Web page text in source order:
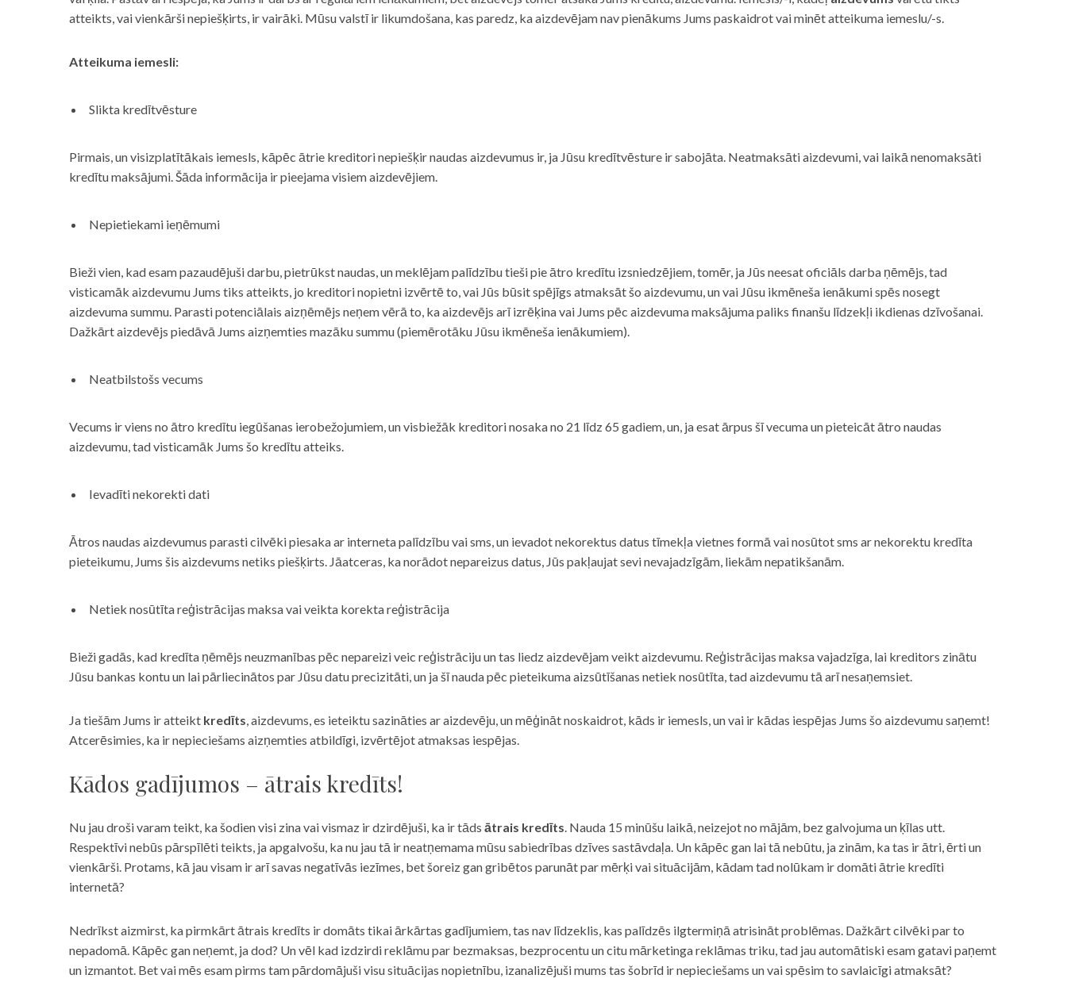
atteikts, vai vienkārši nepiešķirts, ir vairāki. Mūsu valstī ir likumdošana, kas paredz, ka aizdevējam nav pienākums Jums paskaidrot vai minēt atteikuma iemeslu/-s.
Atteikuma iemesli:
Slikta kredītvēsture
Pirmais, un visizplatītākais iemesls, kāpēc ātrie kreditori nepiešķir naudas aizdevumus ir, ja Jūsu kredītvēsture ir sabojāta. Neatmaksāti aizdevumi, vai laikā nenomaksāti
kredītu maksājumi. Šāda informācija ir pieejama visiem aizdevējiem.
Nepietiekami ieņēmumi
Bieži vien, kad esam pazaudējuši darbu, pietrūkst naudas, un meklējam palīdzību tieši pie ātro kredītu izsniedzējiem, tomēr, ja Jūs neesat oficiāls darba ņēmējs, tad
visticamāk aizdevumu Jums tiks atteikts, jo kreditori nopietni izvērtē to, vai Jūs būsit spējīgs atmaksāt šo aizdevumu, un vai Jūsu ikmēneša ienākumi spēs nosegt
aizdevuma summu. Parasti potenciālais aizņēmējs neņem vērā to, ka aizdevējs arī izrēķina vai Jums pēc aizdevuma maksājuma paliks finanšu līdzekļi ikdienas dzīvošanai.
Dažkārt aizdevējs piedāvā Jums aizņemties mazāku summu (piemērotāku Jūsu ikmēneša ienākumiem).
Neatbilstošs vecums
Vecums ir viens no ātro kredītu iegūšanas ierobežojumiem, un visbiežāk kreditori nosaka no 21 līdz 65 gadiem, un, ja esat ārpus šī vecuma un pieteicāt ātro naudas
aizdevumu, tad visticamāk Jums šo kredītu atteiks.
Ievadīti nekorekti dati
Ātros naudas aizdevumus parasti cilvēki piesaka ar interneta palīdzību vai sms, un ievadot nekorektus datus tīmekļa vietnes formā vai nosūtot sms ar nekorektu kredīta
pieteikumu, Jums šis aizdevums netiks piešķirts. Jāatceras, ka norādot nepareizus datus, Jūs pakļaujat sevi nevajadzīgām, liekām nepatikšanām.
Netiek nosūtīta reģistrācijas maksa vai veikta korekta reģistrācija
Bieži gadās, kad kredīta ņēmējs neuzmanības pēc nepareizi veic reģistrāciju un tas liedz aizdevējam veikt aizdevumu. Reģistrācijas maksa vajadzīga, lai kreditors zinātu
Jūsu bankas kontu un lai pārliecinātos par Jūsu datu precizitāti, un ja šī nauda pēc pieteikuma aizsūtīšanas netiek nosūtīta, tad aizdevumu tā arī nesaņemsiet.
Ja tiešām Jums ir atteikt kredīts, aizdevums, es ieteiktu sazināties ar aizdevēju, un mēģināt noskaidrot, kāds ir iemesls, un vai ir kādas iespējas Jums šo aizdevumu saņemt!
Atcerēsimies, ka ir nepieciešams aizņemties atbildīgi, izvērtējot atmaksas iespējas.
Kādos gadījumos – ātrais kredīts!
Nu jau droši varam teikt, ka šodien visi zina vai vismaz ir dzirdējuši, ka ir tāds ātrais kredīts. Nauda 15 minūšu laikā, neizejot no mājām, bez galvojuma un ķīlas utt.
Respektīvi nebūs pārspīlēti teikts, ja apgalvošu, ka nu jau tā ir neatņemama mūsu sabiedrības dzīves sastāvdaļa. Un kāpēc gan lai tā nebūtu, ja zinām, ka tas ir ātri, ērti un
vienkārši. Protams, kā jau visam ir arī savas negatīvās iezīmes, bet šoreiz gan gribētos parunāt par mērķi vai situācijām, kādam tad nolūkam ir domāti ātrie kredīti
internetā?
Nedrīkst aizmirst, ka pirmkārt ātrais kredīts ir domāts tikai ārkārtas gadījumiem, tas nav līdzeklis, kas palīdzēs ilgtermiņā atrisināt problēmas. Dažkārt cilvēki par to
nepadomā. Kāpēc gan neņemt, ja dod? Un vēl kad izdzirdi reklāmu par bezmaksas, bezprocentu un citu mārketinga reklāmas triku, tad jau automātiski esam gatavi paņemt
un izmantot. Bet vai mēs esam pirms tam pārdomājuši visu situācijas nopietnību, izanalizējuši mums tas šobrīd ir nepieciešams un vai spēsim to savlaicīgi atmaksāt?